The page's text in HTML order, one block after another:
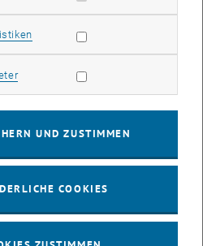
Zeitreihen, die mehrere Jahrzehnte
geändert hat, wenn sich
Verfügbarkeit
Statistik Cookies zulassen
Marketing Cookies zulassen
UND ZUSTIMMEN
COOKIES